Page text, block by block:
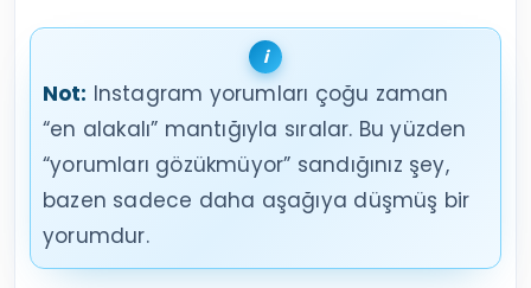
Not: Instagram yorumları çoğu zaman
“en alakalı” mantığıyla sıralar. Bu yüzden
“yorumları gözükmüyor” sandığınız şey,
bazen sadece daha aşağıya düşmüş bir
yorumdur.